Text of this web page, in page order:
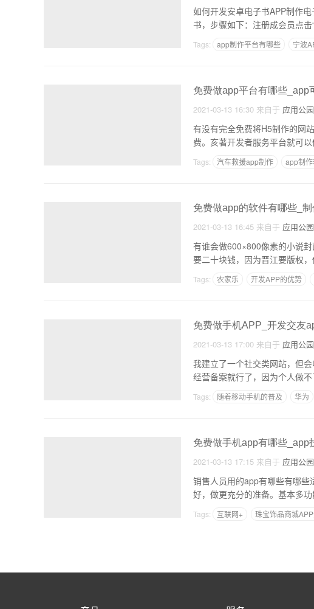
如何开发安卓电子书APP制作
书，步骤如下：注册成会员点
Tags: app制作平台有哪些 宁波
免费做app平台有哪些_app
2021-03-13 16:30 来自于 应用公园
有没有完全免费将H5制作的网
费。亥著开发者服务平台就可
Tags: 汽车救援app制作 app制
免费做app的软件有哪些_
2021-03-13 16:45 来自于 应用公园
有谁会做600×800像素的小说
要二十块钱，因为晋江要版权
Tags: 农家乐 开发APP的优势
免费做手机APP_开发交友
2021-03-13 17:00 来自于 应用公园
我建立了一个社交类网站，但
经营备案就行了，因为个人做
Tags: 随着移动手机的普及 华为
免费做手机app有哪些_app
2021-03-13 17:15 来自于 应用公园
销售人员用的app有哪些有哪
好，做更充分的准备。基本多
Tags: 互联网+ 珠宝饰品商城